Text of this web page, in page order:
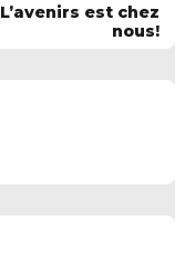
L’avenirs est chez
nous!